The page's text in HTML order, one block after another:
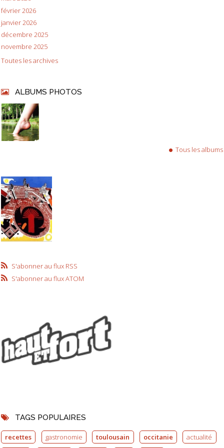
février 2026
janvier 2026
décembre 2025
novembre 2025
Toutes les archives
ALBUMS PHOTOS
Tous les albums
S'abonner au flux RSS
S'abonner au flux ATOM
TAGS POPULAIRES
recettes gastronomie toulousain occitanie actualité